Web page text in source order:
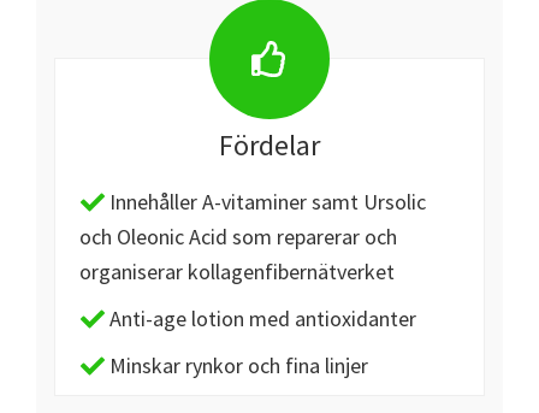
Fördelar
Innehåller A-vitaminer samt Ursolic
och Oleonic Acid som reparerar och
organiserar kollagenfibernätverket
Anti-age lotion med antioxidanter
Minskar rynkor och fina linjer